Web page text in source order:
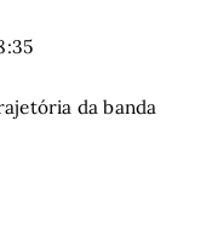
da banda